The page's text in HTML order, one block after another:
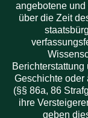
angebotene
über die Zeit
Geschichte oder
(§§ 86a, 86
ihre
geben